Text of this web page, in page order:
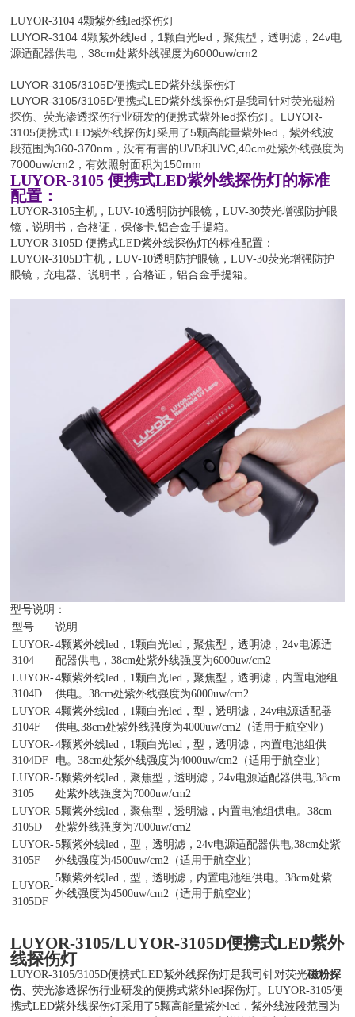
LUYOR-3104 4颗紫外线led探伤灯
LUYOR-3104 4颗紫外线led，1颗白光led，聚焦型，透明滤，24v电
源适配器供电，38cm处紫外线强度为6000uw/cm2
LUYOR-3105/3105D便携式LED紫外线探伤灯
LUYOR-3105/3105D便携式LED紫外线探伤灯是我司针对荧光磁粉
探伤、荧光渗透探伤行业研发的便携式紫外led探伤灯。LUYOR-
3105便携式LED紫外线探伤灯采用了5颗高能量紫外led，紫外线波
段范围为360-370nm，没有有害的UVB和UVC,40cm处紫外线强度为
7000uw/cm2，有效照射面积为150mm
LUYOR-3105 便携式LED紫外线探伤灯的标准
配置：
LUYOR-3105主机，LUV-10透明防护眼镜，LUV-30荧光增强防护眼
镜，说明书，合格证，保修卡,铝合金手提箱。
LUYOR-3105D 便携式LED紫外线探伤灯的标准配置：
LUYOR-3105D主机，LUV-10透明防护眼镜，LUV-30荧光增强防护
眼镜，充电器、说明书，合格证，铝合金手提箱。
型号说明：
型号
说明
LUYOR-
3104
4颗紫外线led，1颗白光led，聚焦型，透明滤，24v电源适
配器供电，38cm处紫外线强度为6000uw/cm2
LUYOR-
3104D
4颗紫外线led，1颗白光led，聚焦型，透明滤，内置电池组
供电。38cm处紫外线强度为6000uw/cm2
LUYOR-
3104F
4颗紫外线led，1颗白光led，型，透明滤，24v电源适配器
供电,38cm处紫外线强度为4000uw/cm2（适用于航空业）
LUYOR-
3104DF
4颗紫外线led，1颗白光led，型，透明滤，内置电池组供
电。38cm处紫外线强度为4000uw/cm2（适用于航空业）
LUYOR-
3105
5颗紫外线led，聚焦型，透明滤，24v电源适配器供电,38cm
处紫外线强度为7000uw/cm2
LUYOR-
3105D
5颗紫外线led，聚焦型，透明滤，内置电池组供电。38cm
处紫外线强度为7000uw/cm2
LUYOR-
3105F
5颗紫外线led，型，透明滤，24v电源适配器供电,38cm处紫
外线强度为4500uw/cm2（适用于航空业）
LUYOR-
3105DF
5颗紫外线led，型，透明滤，内置电池组供电。38cm处紫
外线强度为4500uw/cm2（适用于航空业）
LUYOR-3105/LUYOR-3105D便携式LED紫外
线探伤灯
LUYOR-3105/3105D便携式LED紫外线探伤灯是我司针对荧光磁粉探
伤 、荧光渗透探伤行业研发的便携式紫外led探伤灯。LUYOR-3105便
携式LED紫外线探伤灯采用了5颗高能量紫外led，紫外线波段范围为